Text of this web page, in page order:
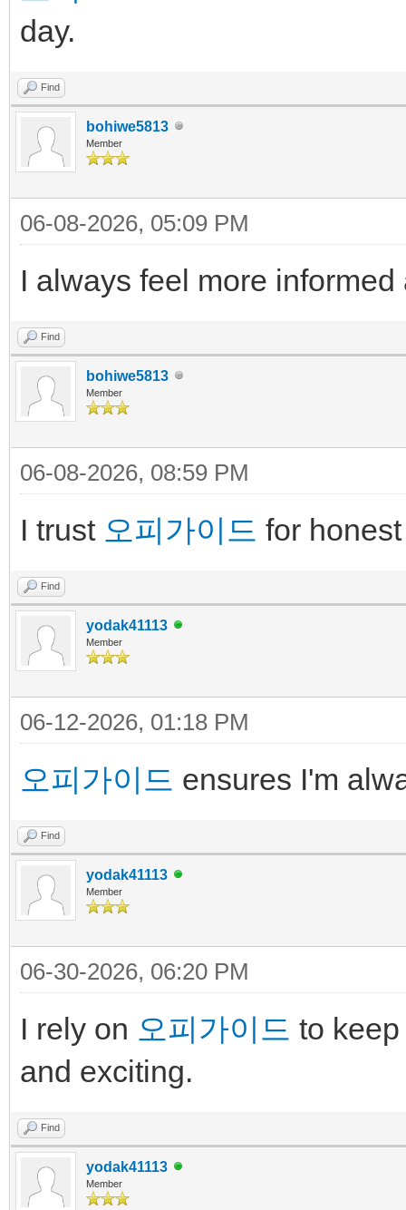
day.
Find
bohiwe5813
Member
06-08-2026, 05:09 PM
I always feel more
Find
bohiwe5813
Member
06-08-2026, 08:59 PM
I trust 오피가이드 for
Find
yodak41113
Member
06-12-2026, 01:18 PM
오피가이드 ensures I'm
Find
yodak41113
Member
06-30-2026, 06:20 PM
I rely on 오피가이드 to
and exciting.
Find
yodak41113
Member